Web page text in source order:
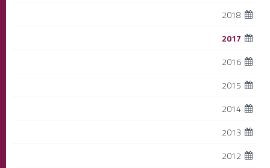
2018
2017
2016
2015
2014
2013
2012